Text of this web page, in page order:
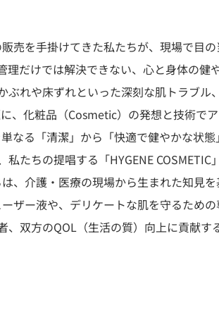
売を手掛けてきた私たちが、現場で目の
理だけでは解決できない、心と身体の健
ぶれや床ずれといった深刻な肌トラブル
、化粧品（Cosmetic）の発想と技術でア
なる「清潔」から「快適で健やかな状態
私たちの提唱する「HYGENE COSMETIC
、介護・医療の現場から生まれた知見を
ザー液や、デリケートな肌を守るための
、双方のQOL（生活の質）向上に貢献す